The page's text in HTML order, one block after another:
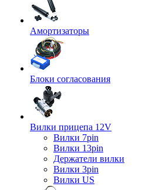
Амортизаторы
Блоки согласования
Вилки прицепа 12V
Вилки 7pin
Вилки 13pin
Держатели вилки
Вилки 3pin
Вилки US